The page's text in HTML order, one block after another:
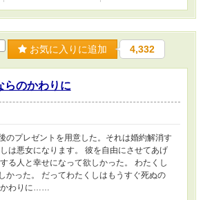
お気に入りに追加 4,332
らのかわりに
のプレゼントを用意した。それは婚約解消す
は悪女になります。 彼を自由にさせてあげ
る人と幸せになって欲しかった。 わたくし
かった。 だってわたくしはもうすぐ死ぬの
わりに……